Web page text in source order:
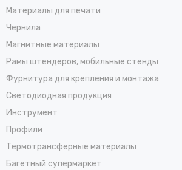
Материалы для печати
Чернила
Магнитные материалы
Рамы штендеров, мобильные стенды
Фурнитура для крепления и монтажа
Светодиодная продукция
Инструмент
Профили
Термотрансферные материалы
Багетный супермаркет